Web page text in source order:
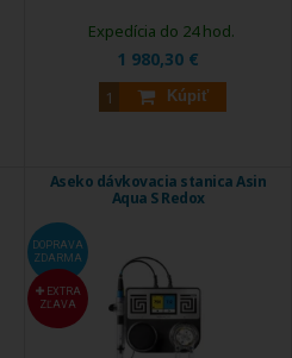
1 980,30 €
Kúpiť
Expedícia do 24 hod.
Aseko dávkovacia stanica Asin
Aqua S Redox
DOPRAVA
ZDARMA
EXTRA
ZĽAVA